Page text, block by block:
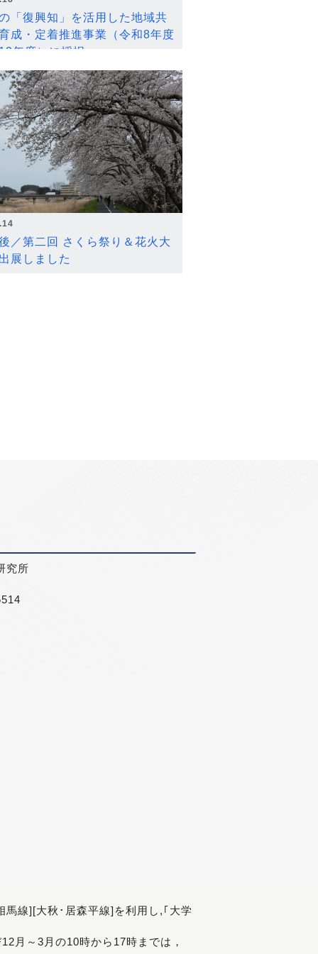
「復興知」を活用した地域共
成・定着推進事業（令和8年度
年度）に採択
／第二回 さくら祭り＆花火大
展しました
究所
線][大秋･居森平線]を利用し,｢大学
月～3月の10時から17時までは，